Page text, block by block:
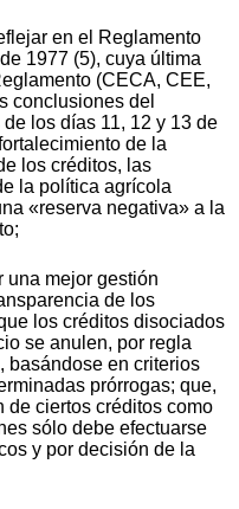
en el Reglamento
1977 (5), cuya última
(CECA, CEE,
conclusiones del
los días 11, 12 y 13 de
de la
los créditos, las
la política agrícola
«reserva negativa» a la
una mejor gestión
de los
los créditos disociados
se anulen, por regla
basándose en criterios
prórrogas; que,
de ciertos créditos como
sólo debe efectuarse
y por decisión de la